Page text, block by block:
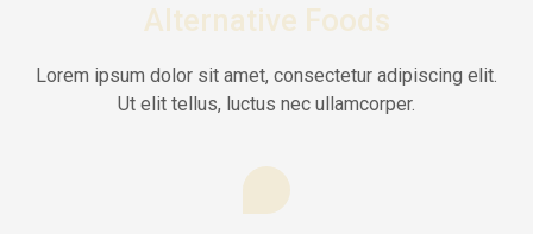
Alternative Foods
Lorem ipsum dolor sit amet, consectetur adipiscing elit.
Ut elit tellus, luctus nec ullamcorper.